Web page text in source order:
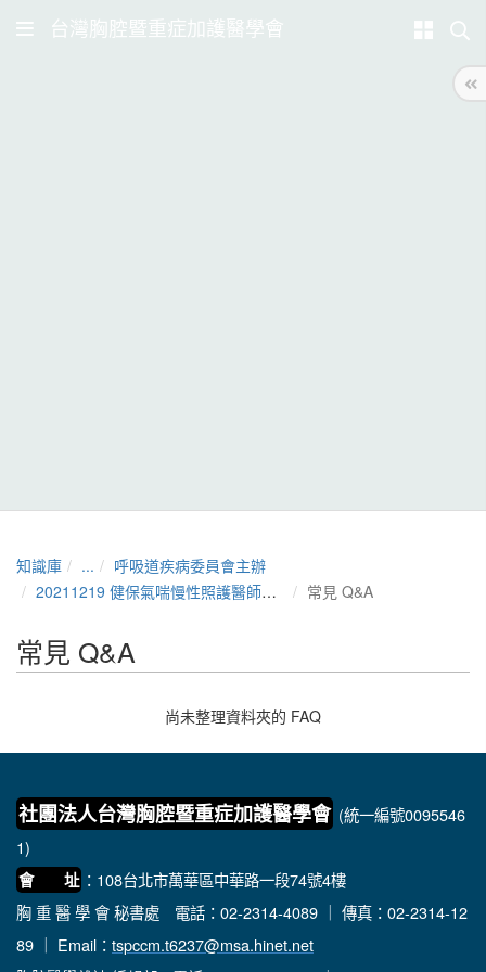
台灣胸腔暨重症加護醫學會
知識庫 ...
呼吸道疾病委員會主辦
20211219 健保氣喘慢性照護醫師資格認證與進修演講課程
常見 Q&A
常見 Q&A
尚未整理資料夾的 FAQ
社團法人台灣胸腔暨重症加護醫學會 (統一編號0095546
1)
會 址 ：108台北市萬華區中華路一段74號4樓
胸 重 醫 學 會 秘書處 電話：02-2314-4089 ｜ 傳真：02-2314-12
89 ｜ Email： tspccm.t6237@msa.hinet.net